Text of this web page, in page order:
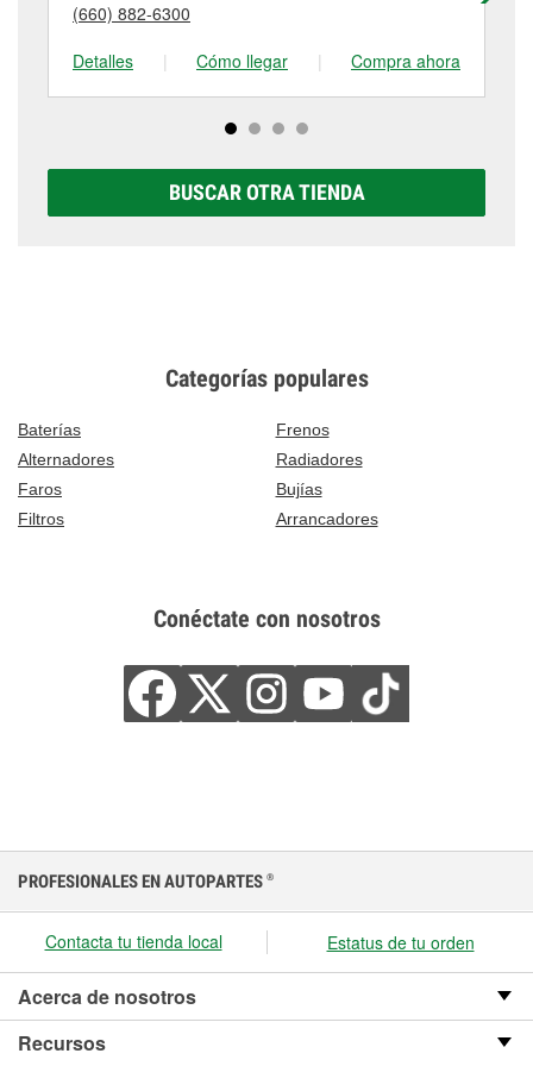
en 857 South Odell, Marshall, MO.
tienda #201 para obtener más información.
(660) 882-6300
Detalles
| Cómo llegar | Compra ahora
BUSCAR OTRA TIENDA
Categorías populares
Baterías
Frenos
Alternadores
Radiadores
Faros
Bujías
Filtros
Arrancadores
Conéctate con nosotros
PROFESIONALES EN AUTOPARTES ®
Contacta tu tienda local Estatus de tu orden
Acerca de nosotros
Recursos